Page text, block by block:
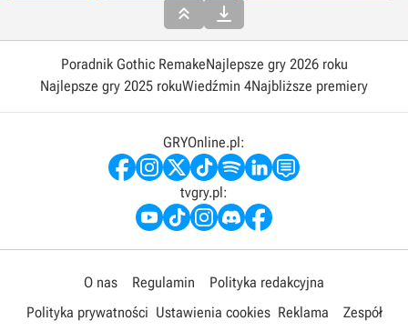
 
Poradnik Gothic RemakeNajlepsze gry 2026 roku
Najlepsze gry 2025 rokuWiedźmin 4Najbliższe premiery
GRYOnline.pl:
tvgry.pl:
O nas Regulamin
Polityka redakcyjna
Polityka prywatności Ustawienia cookies Reklama Zespół